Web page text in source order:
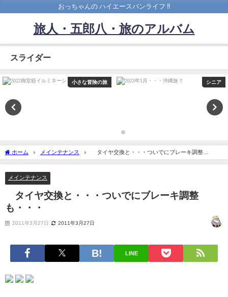
おっちゃんの ハイエースバンライフ ‼️
旅人・五郎八・旅のアルバム
スライダー
小さな冒険の旅 シニア
ホーム メインテナンス
タイヤ交換と・・・ついでにブレーキ調整
も・・・
メインテナンス
タイヤ交換と・・・ついでにブレーキ調整
も・・・
2011年3月27日 2011年3月27日
LINE